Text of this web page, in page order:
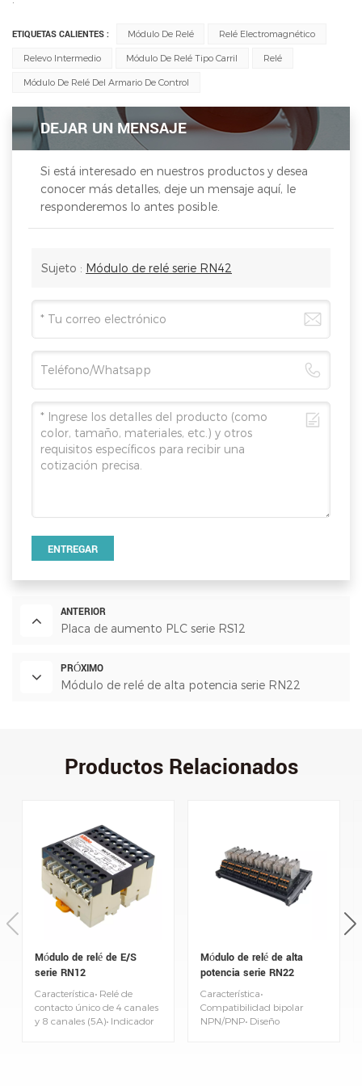
ETIQUETAS CALIENTES : Módulo De Relé Relé Electromagnético
Relevo Intermedio Módulo De Relé Tipo Carril Relé
Módulo De Relé Del Armario De Control
DEJAR UN MENSAJE
Si está interesado en nuestros productos y desea
conocer más detalles, deje un mensaje aquí, le
responderemos lo antes posible.
Sujeto : Módulo de relé serie RN42
ENTREGAR
ANTERIOR
Placa de aumento PLC serie RS12
PRÓXIMO
Módulo de relé de alta potencia serie RN22
Productos Relacionados
Módulo de relé de E/S
serie RN12
Característica• Relé de
contacto único de 4 canales
y 8 canales (5A)• Indicador
Módulo de relé de alta
potencia serie RN22
Característica•
Compatibilidad bipolar
NPN/PNP• Diseño